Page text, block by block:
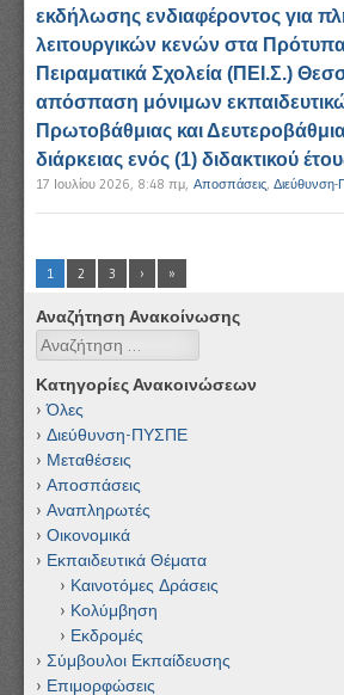
εκδήλωσης ενδιαφέροντος για
λειτουργικών κενών στα
Πειραματικά Σχολεία (ΠΕΙ.Σ.)
απόσπαση μόνιμων
Πρωτοβάθμιας και
διάρκειας ενός (1) διδακτικού
17 Ιουλίου 2026, 8:48 πμ, Αποσπάσεις,
1 2 3 › »
Αναζήτηση Ανακοίνωσης
Αναζήτηση
Κατηγορίες Ανακοινώσεων
Όλες
Διεύθυνση-ΠΥΣΠΕ
Μεταθέσεις
Αποσπάσεις
Αναπληρωτές
Οικονομικά
Εκπαιδευτικά Θέματα
Καινοτόμες Δράσεις
Κολύμβηση
Εκδρομές
Σύμβουλοι Εκπαίδευσης
Επιμορφώσεις